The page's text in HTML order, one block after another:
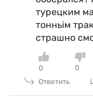
турецким
тонньім
страшно
0
0
Ответить